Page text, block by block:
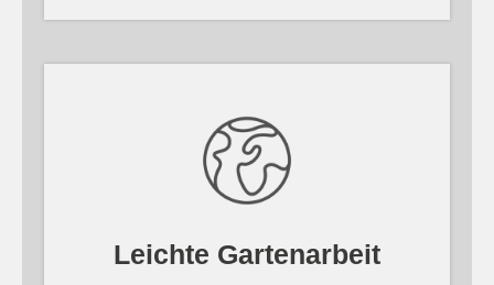
Leichte Gartenarbeit